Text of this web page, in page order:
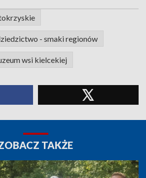
- smaki regionów
wsi kielcekiej
TAKŻE